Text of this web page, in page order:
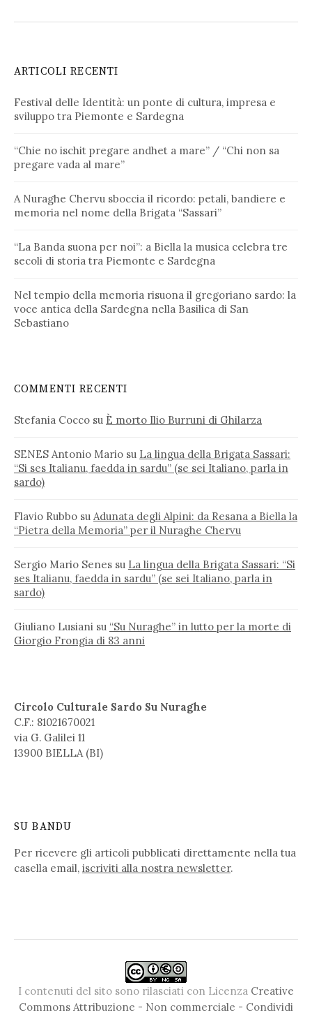
ARTICOLI RECENTI
Festival delle Identità: un ponte di cultura, impresa e
sviluppo tra Piemonte e Sardegna
“Chie no ischit pregare andhet a mare” / “Chi non sa
pregare vada al mare”
A Nuraghe Chervu sboccia il ricordo: petali, bandiere e
memoria nel nome della Brigata “Sassari”
“La Banda suona per noi”: a Biella la musica celebra tre
secoli di storia tra Piemonte e Sardegna
Nel tempio della memoria risuona il gregoriano sardo: la
voce antica della Sardegna nella Basilica di San
Sebastiano
COMMENTI RECENTI
Stefania Cocco su È morto Ilio Burruni di Ghilarza
SENES Antonio Mario su La lingua della Brigata Sassari:
“Si ses Italianu, faedda in sardu” (se sei Italiano, parla in
sardo)
Flavio Rubbo su Adunata degli Alpini: da Resana a Biella la
“Pietra della Memoria” per il Nuraghe Chervu
Sergio Mario Senes su La lingua della Brigata Sassari: “Si
ses Italianu, faedda in sardu” (se sei Italiano, parla in
sardo)
Giuliano Lusiani su “Su Nuraghe” in lutto per la morte di
Giorgio Frongia di 83 anni
Circolo Culturale Sardo Su Nuraghe
C.F.: 81021670021
via G. Galilei 11
13900 BIELLA (BI)
SU BANDU
Per ricevere gli articoli pubblicati direttamente nella tua
casella email, iscriviti alla nostra newsletter.
I contenuti del sito sono rilasciati con Licenza Creative
Commons Attribuzione - Non commerciale - Condividi